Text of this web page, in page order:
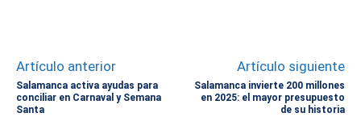
Artículo anterior
Salamanca activa ayudas para
conciliar en Carnaval y Semana
Santa
Artículo siguiente
Salamanca invierte 200 millones
en 2025: el mayor presupuesto
de su historia